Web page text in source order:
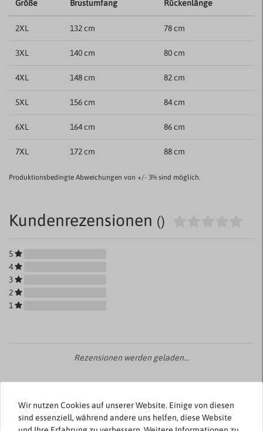
Größe Brustumfang Rückenlänge
2XL 132 cm 78 cm
3XL 140 cm 80 cm
4XL 148 cm 82 cm
5XL 156 cm 84 cm
6XL 164 cm 86 cm
7XL 172 cm 88 cm
Produktionsbedingte Abweichungen von +/- 3% sind möglich.
Kundenrezensionen ()
5
4
3
2
1
Rezensionen werden geladen...
Wir nutzen Cookies auf unserer Website. Einige von diesen
sind essenziell, während andere uns helfen, diese Website